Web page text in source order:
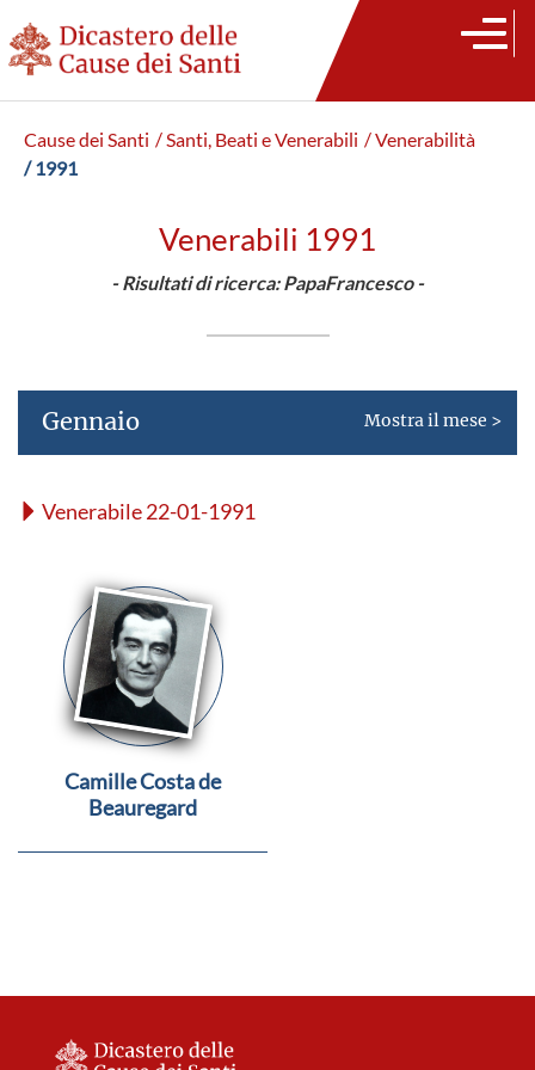
Cause dei Santi / Santi, Beati e Venerabili / Venerabilità
/ 1991
Venerabili 1991
- Risultati di ricerca: PapaFrancesco -
Gennaio Mostra il mese >
Venerabile 22-01-1991
Camille Costa de
Beauregard